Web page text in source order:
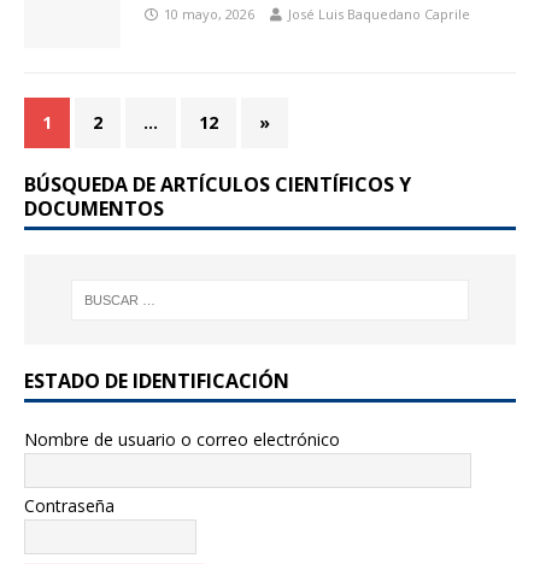
10 mayo, 2026 José Luis Baquedano Caprile
1 2 … 12 »
BÚSQUEDA DE ARTÍCULOS CIENTÍFICOS Y
DOCUMENTOS
ESTADO DE IDENTIFICACIÓN
Nombre de usuario o correo electrónico
Contraseña